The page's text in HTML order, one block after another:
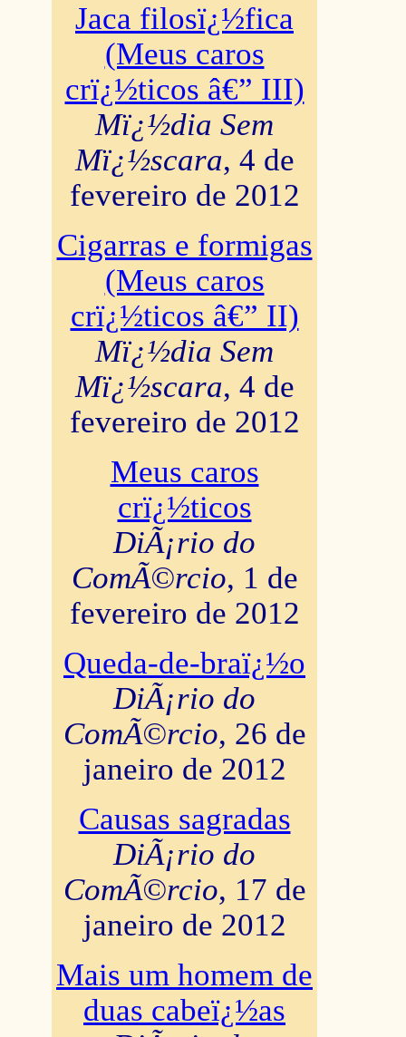
Jaca filosï¿½fica
(Meus caros
crï¿½ticos â€” III)
Mï¿½dia Sem
Mï¿½scara, 4 de
fevereiro de 2012
Cigarras e formigas
(Meus caros
crï¿½ticos â€” II)
Mï¿½dia Sem
Mï¿½scara, 4 de
fevereiro de 2012
Meus caros
crï¿½ticos
DiÃ¡rio do
ComÃ©rcio, 1 de
fevereiro de 2012
Queda-de-braï¿½o
DiÃ¡rio do
ComÃ©rcio, 26 de
janeiro de 2012
Causas sagradas
DiÃ¡rio do
ComÃ©rcio, 17 de
janeiro de 2012
Mais um homem de
duas cabeï¿½as